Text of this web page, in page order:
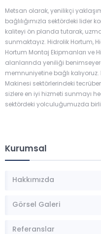
Metsan olarak, yenilikçi
bağlılığımızla sektördeki lider
kaliteyi ön planda tutarak,
sunmaktayız. Hidrolik Hortum,
Hortum Montaj Ekipmanları ve
alanlarında yeniliği
memnuniyetine bağlı kalıyoruz.
Makinesi sektörlerindeki
sizlere en iyi hizmeti sunmayı
sektördeki yolculuğumuzda
Kurumsal
Hakkımızda
Görsel Galeri
Referanslar